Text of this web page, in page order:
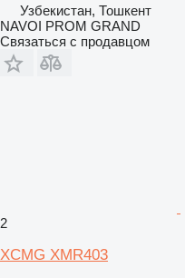
Узбекистан, Тошкент
NAVOI PROM GRAND
Связаться с продавцом
2
XCMG XMR403